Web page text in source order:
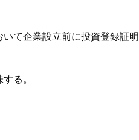
て企業設立前に投資登録証明
る。